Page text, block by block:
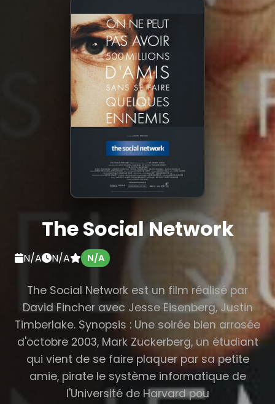
The Social Network
N/A N/A N/A
The Social Network est un film réalisé par
David Fincher avec Jesse Eisenberg, Justin
Timberlake. Synopsis : Une soirée bien arrosée
d'octobre 2003, Mark Zuckerberg, un étudiant
qui vient de se faire plaquer par sa petite
amie, pirate le système informatique de
l'Université de Harvard pou